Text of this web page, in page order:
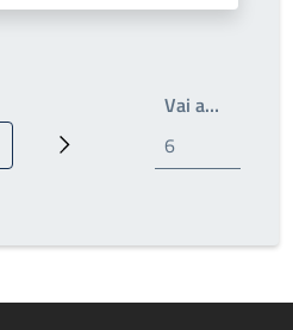
attualeProssima pagina
Vai a…